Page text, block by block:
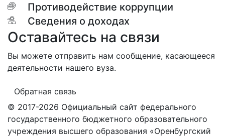
Противодействие коррупции
Сведения о доходах
Оставайтесь на связи
Вы можете отправить нам сообщение, касающееся
деятельности нашего вуза.
Обратная связь
© 2017-2026 Официальный сайт федерального
государственного бюджетного образовательного
учреждения высшего образования «Оренбургский